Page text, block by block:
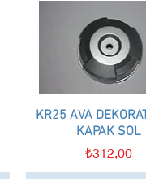
Hızlı Bakış
KR25 AVA
KAPAK SOL
Fiyat
₺312,00